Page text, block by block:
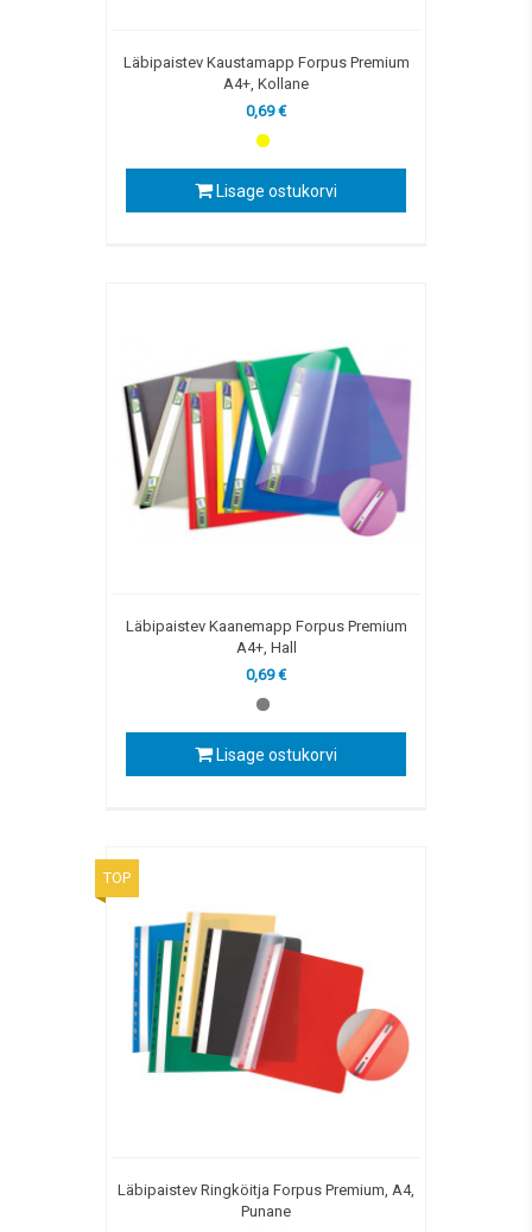
Läbipaistev Kaustamapp Forpus Premium
A4+, Kollane
0,69 €
Lisage ostukorvi
Läbipaistev Kaanemapp Forpus Premium
A4+, Hall
0,69 €
Lisage ostukorvi
TOP
Läbipaistev Ringköitja Forpus Premium, A4,
Punane